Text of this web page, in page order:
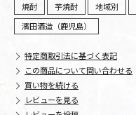
焼酎
芋焼酎 地域別
濱田酒造（鹿児島）
特定商取引法に基づく表記
この商品について問い合わせる
買い物を続ける
レビューを見る